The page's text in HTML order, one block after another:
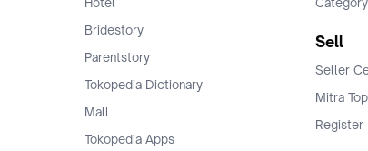
Bridestory
Parentstory
Tokopedia Dictionary
Mall
Tokopedia Apps
Sell
Seller
Mitra
Register